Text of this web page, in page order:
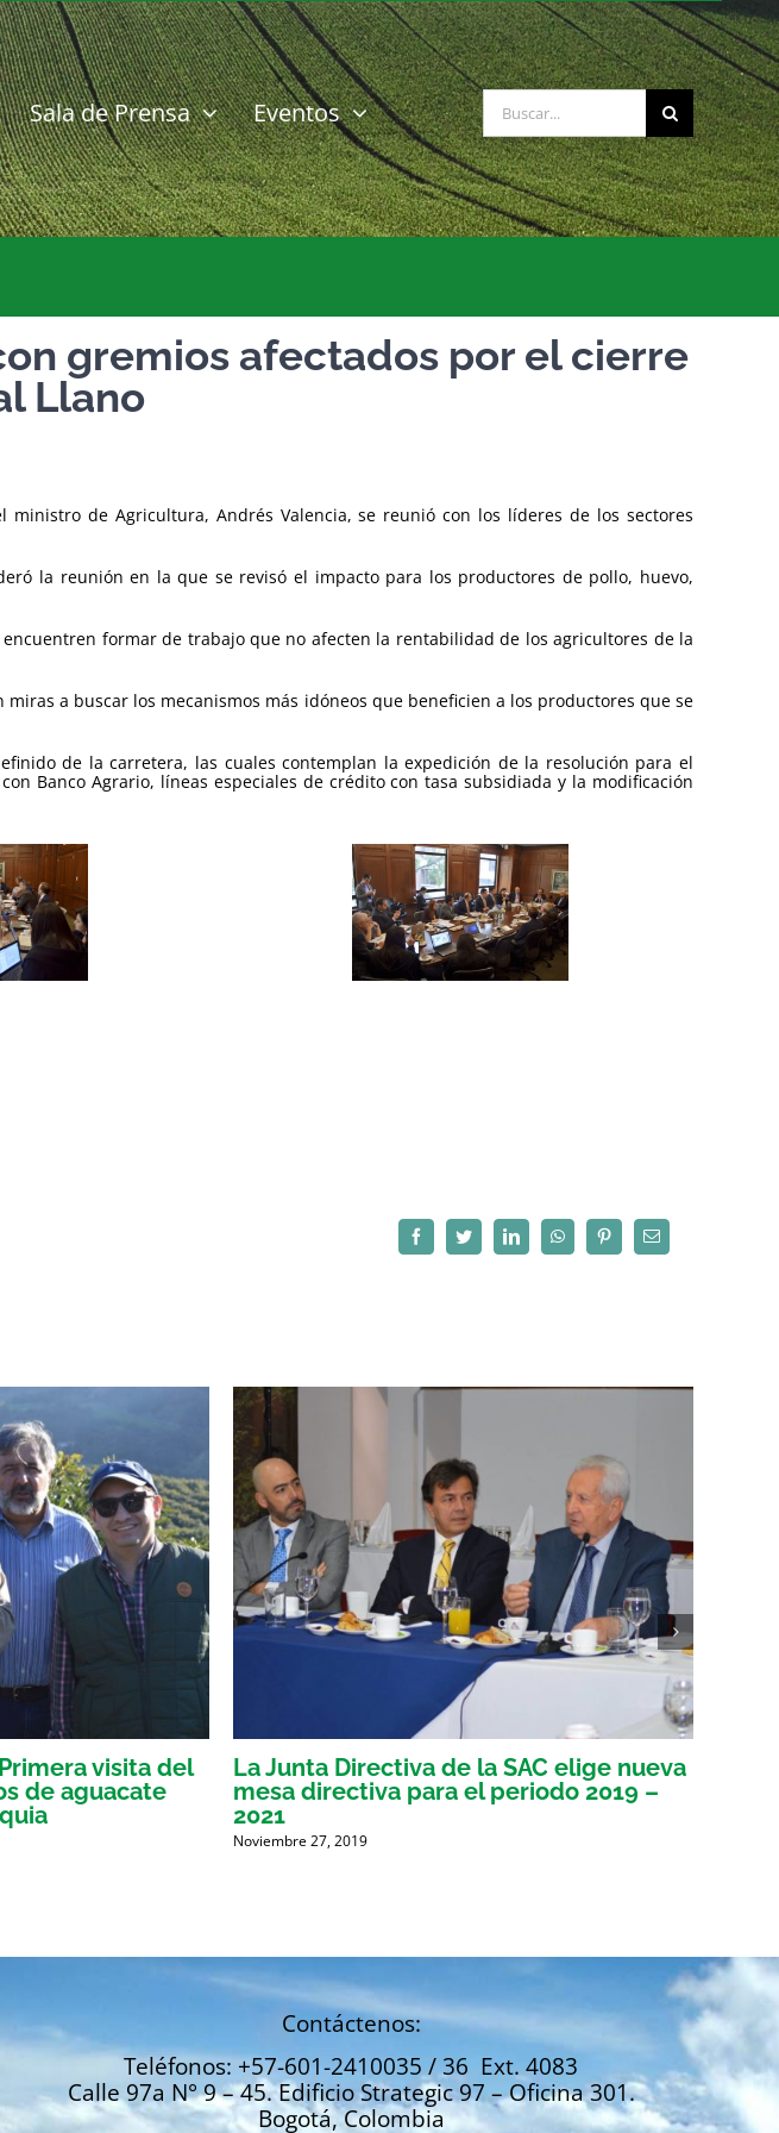
Sala de Prensa Eventos Buscar:
gremios afectados por el cierre
Llano
de Agricultura, Andrés Valencia, se reunió con los líderes de los sectores
la reunión en la que se revisó el impacto para los productores de pollo, huevo,
formar de trabajo que no afecten la rentabilidad de los agricultores de la
a buscar los mecanismos más idóneos que beneficien a los productores que se
de la carretera, las cuales contemplan la expedición de la resolución para el
Banco Agrario, líneas especiales de crédito con tasa subsidiada y la modificación
FacebookTwitterLinkedInWhatsAppPinterestCorreo
electrónico
visita del
de aguacate
La Junta Directiva de la SAC elige nueva
mesa directiva para el periodo 2019 –
2021
Noviembre 27, 2019
Contáctenos:
Teléfonos: +57-601-2410035 / 36 Ext. 4083
Calle 97a N° 9 – 45. Edificio Strategic 97 – Oficina 301.
Bogotá, Colombia